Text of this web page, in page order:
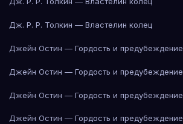
Дж. Р. Р. Толкин — Властелин колец
Джейн Остин — Гордость и предубеждение
Джейн Остин — Гордость и предубеждение
Джейн Остин — Гордость и предубеждение
Джейн Остин — Гордость и предубеждение